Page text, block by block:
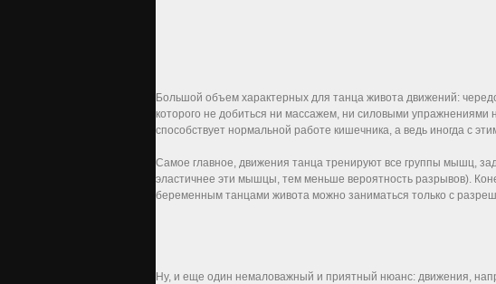
Большой объем характерных для танца живота движений:
которого не добиться ни массажем, ни силовыми упражнениями
способствует нормальной работе кишечника, а ведь иногда с
Самое главное, движения танца тренируют все группы мышц,
эластичнее эти мышцы, тем меньше вероятность разрывов).
беременным танцами живота можно заниматься только с
Ну, и еще один немаловажный и приятный нюанс: движения,